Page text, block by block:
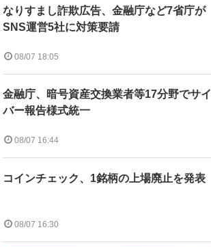
なりすまし詐欺広告、金融庁など7省庁が
SNS運営5社に対策要請
08/07 18:05
金融庁、暗号資産交換業者等17分野でサイ
バー報告様式統一
08/07 16:44
コインチェック、1銘柄の上場廃止を発表
08/07 16:30